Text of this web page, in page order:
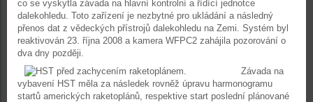
co se vyskytla závada na hlavní kontrolní a řídící jednotce
dalekohledu. Toto zařízení je nezbytné pro ukládání a následný
přenos dat z vědeckých přístrojů dalekohledu na Zemi. Systém byl
reaktivován 23. října 2008 a kamera WFPC2 zahájila pozorování o
dva dny později.
Závada na
vybavení HST měla za následek rovněž úpravu harmonogramu
startů amerických raketoplánů, respektive start poslední plánované